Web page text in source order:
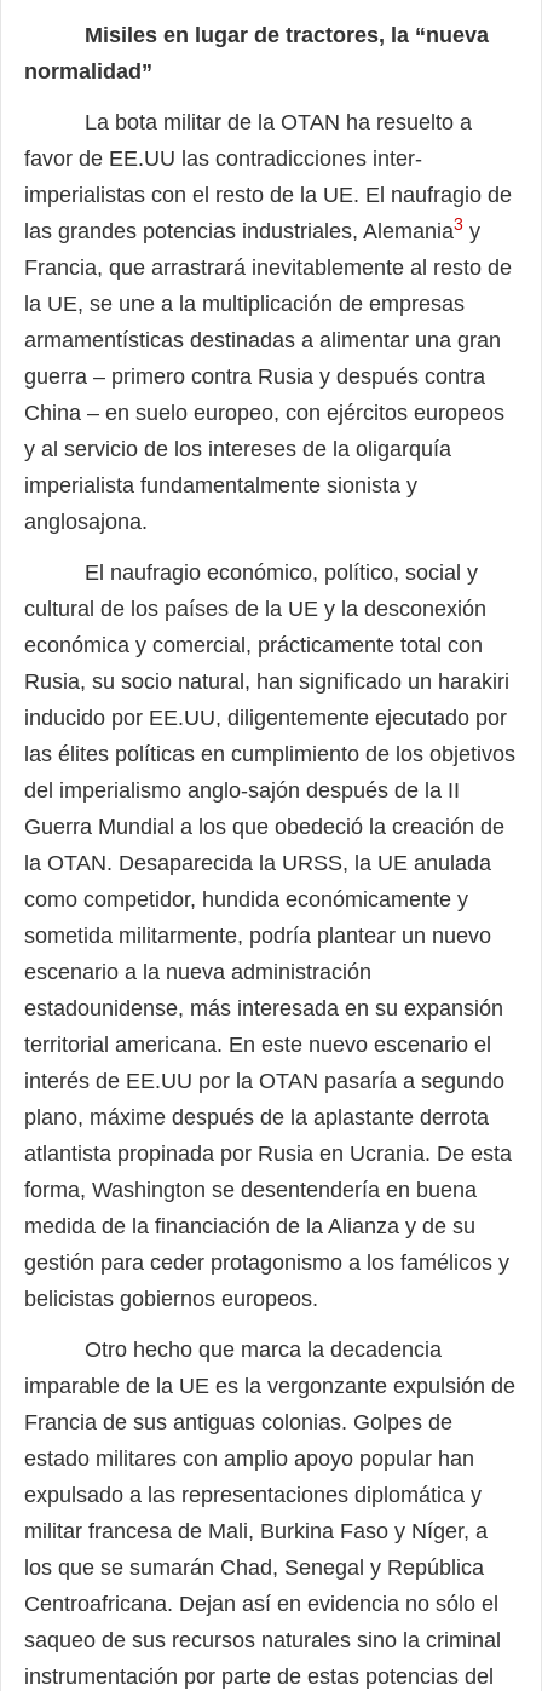
Misiles en lugar de tractores, la “nueva
normalidad”
La bota militar de la OTAN ha resuelto a
favor de EE.UU las contradicciones inter-
imperialistas con el resto de la UE. El naufragio de
las grandes potencias industriales, Alemania3 y
Francia, que arrastrará inevitablemente al resto de
la UE, se une a la multiplicación de empresas
armamentísticas destinadas a alimentar una gran
guerra – primero contra Rusia y después contra
China – en suelo europeo, con ejércitos europeos
y al servicio de los intereses de la oligarquía
imperialista fundamentalmente sionista y
anglosajona.
El naufragio económico, político, social y
cultural de los países de la UE y la desconexión
económica y comercial, prácticamente total con
Rusia, su socio natural, han significado un harakiri
inducido por EE.UU, diligentemente ejecutado por
las élites políticas en cumplimiento de los objetivos
del imperialismo anglo-sajón después de la II
Guerra Mundial a los que obedeció la creación de
la OTAN. Desaparecida la URSS, la UE anulada
como competidor, hundida económicamente y
sometida militarmente, podría plantear un nuevo
escenario a la nueva administración
estadounidense, más interesada en su expansión
territorial americana. En este nuevo escenario el
interés de EE.UU por la OTAN pasaría a segundo
plano, máxime después de la aplastante derrota
atlantista propinada por Rusia en Ucrania. De esta
forma, Washington se desentendería en buena
medida de la financiación de la Alianza y de su
gestión para ceder protagonismo a los famélicos y
belicistas gobiernos europeos.
Otro hecho que marca la decadencia
imparable de la UE es la vergonzante expulsión de
Francia de sus antiguas colonias. Golpes de
estado militares con amplio apoyo popular han
expulsado a las representaciones diplomática y
militar francesa de Mali, Burkina Faso y Níger, a
los que se sumarán Chad, Senegal y República
Centroafricana. Dejan así en evidencia no sólo el
saqueo de sus recursos naturales sino la criminal
instrumentación por parte de estas potencias del